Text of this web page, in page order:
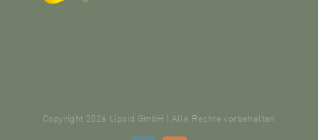
Copyright 2026 Lipoid GmbH | Alle Rechte vorbehalten